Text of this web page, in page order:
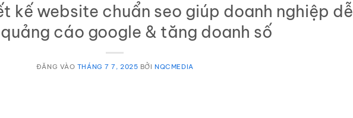
kế website chuẩn seo giúp doanh nghiệp dễ
cáo google & tăng doanh số
ĐĂNG VÀO THÁNG 7 7, 2025 BỞINQCMEDIA